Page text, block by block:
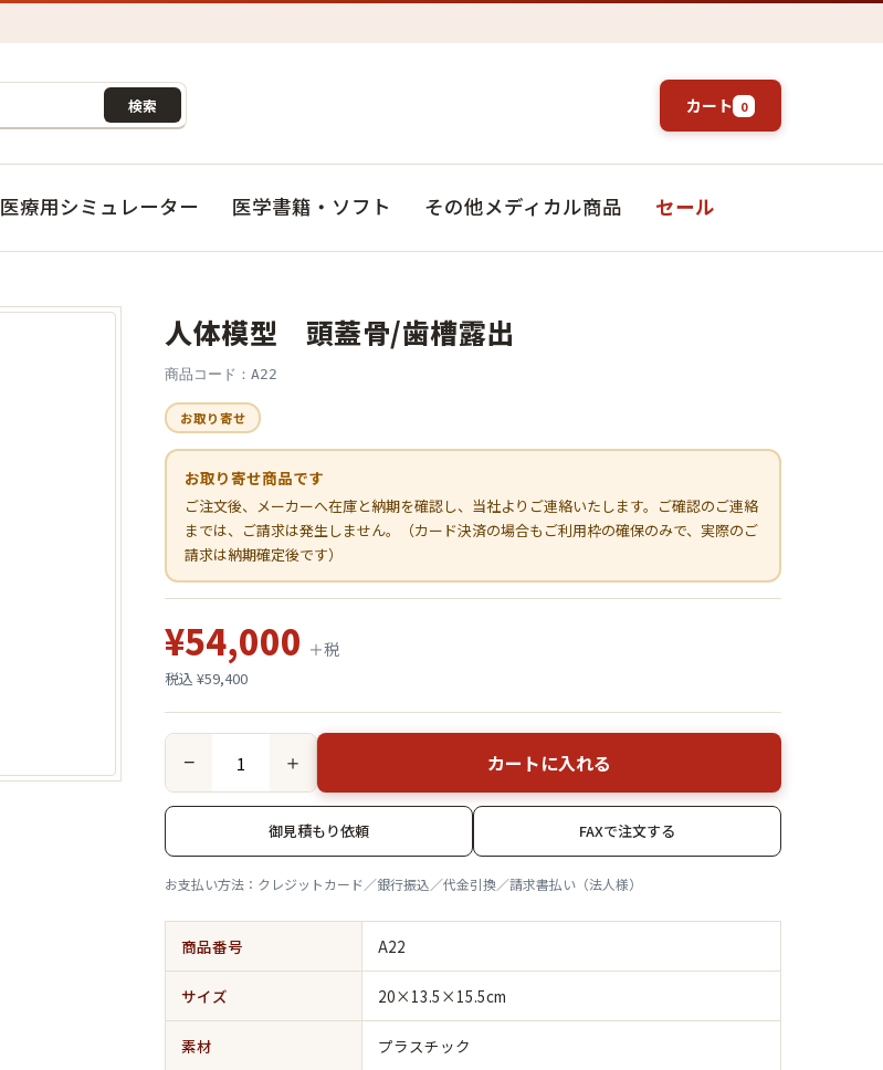
検索 カート 0
医療用シミュレーター 医学書籍・ソフト その他メディカル商品 セール
人体模型 頭蓋骨/歯槽露出
商品コード：A22
お取り寄せ
お取り寄せ商品です
ご注文後、メーカーへ在庫と納期を確認し、当社よりご連絡いたします。ご確認のご連絡
までは、ご請求は発生しません。（カード決済の場合もご利用枠の確保のみで、実際のご
請求は納期確定後です）
¥54,000 ＋税
税込 ¥59,400
− ＋ カートに入れる
御見積もり依頼 FAXで注文する
お支払い方法：クレジットカード／銀行振込／代金引換／請求書払い（法人様）
商品番号 A22
サイズ 20×13.5×15.5cm
素材 プラスチック